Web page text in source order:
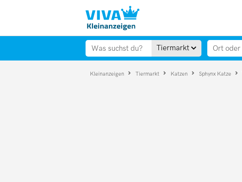
Tiermarkt
Kleinanzeigen Tiermarkt Katzen Sphynx Katze